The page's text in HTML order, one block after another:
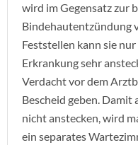
wird im Gegensatz zur
Bindehautentzündung
Feststellen kann sie
Erkrankung sehr
Verdacht vor dem
Bescheid geben. Damit
nicht anstecken, wird
ein separates